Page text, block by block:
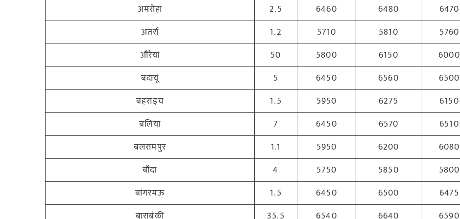
अमरोहा 2.5 6460 6480
6470
अतर्रा
1.2 5710 5810
5760
औरैया
50 5800 6150
6000
बदायूं
5 6450 6560
6500
बहराइच
1.5 5950 6275
6150
बलिया
7 6450 6570
6510
बलरामपुर
1.1 5950 6200
6080
बाँदा
4 5750 5850
5800
बांगरमऊ
1.5 6450 6500
6475
बाराबंकी
35.5 6540 6640 6590